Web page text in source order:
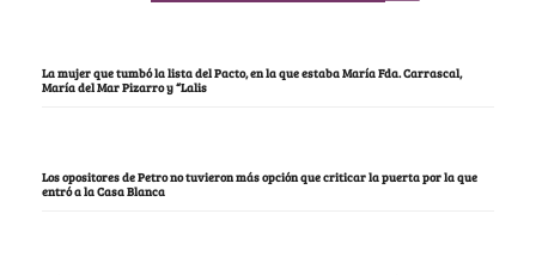
La mujer que tumbó la lista del Pacto, en la que estaba María Fda. Carrascal,
María del Mar Pizarro y “Lalis
Los opositores de Petro no tuvieron más opción que criticar la puerta por la que
entró a la Casa Blanca